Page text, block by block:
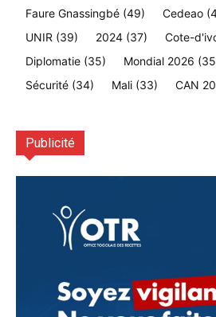
Faure Gnassingbé (49) Cedeao
UNIR (39) 2024 (37) Cote-
Diplomatie (35) Mondial 2026
Sécurité (34) Mali (33) CAN
Publicité